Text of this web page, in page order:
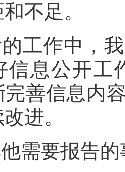
不足。
工作中，
信息公开工
完善信息内
进。
需要报告的